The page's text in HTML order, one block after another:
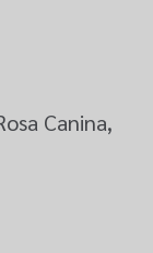
Canina,